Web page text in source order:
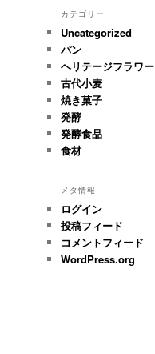
カテゴリー
Uncategorized
パン
ヘリテージフラワー
古代小麦
焼き菓子
発酵
発酵食品
食材
メタ情報
ログイン
投稿フィード
コメントフィード
WordPress.org